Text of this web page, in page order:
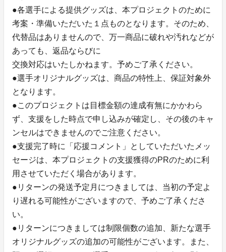
●各選手による提供グッズは、本プロジェクトのために
考案・準備いただいた１点ものとなります。そのため、
代替品はありませんので、万一商品に破れや汚れなどが
あっても、返品ならびに
交換対応はいたしかねます。予めご了承ください。
●選手オリジナルグッズは、商品の特性上、保証対象外
となります。
●このプロジェクトは目標金額の達成有無にかかわら
ず、支援をした時点で申し込みが確定し、その後のキャ
ンセルはできませんのでご注意ください。
●支援完了時に「応援コメント」としていただいたメッ
セージは、本プロジェクトの支援獲得のPRのために利
用させていただく場合があります。
●リターンの発送予定月につきましては、当初の予定よ
り遅れる可能性がございますので、予めご了承くださ
い。
●リターンにつきましては制限個数の追加、新たな選手
オリジナルグッズの追加の可能性がございます。また、